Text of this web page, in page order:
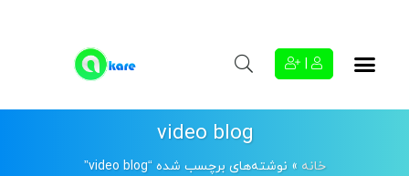
video blog
خانه » نوشته‌های برچسب شده “video blog”